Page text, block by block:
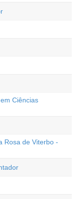
Ciências
Rosa de Viterbo -